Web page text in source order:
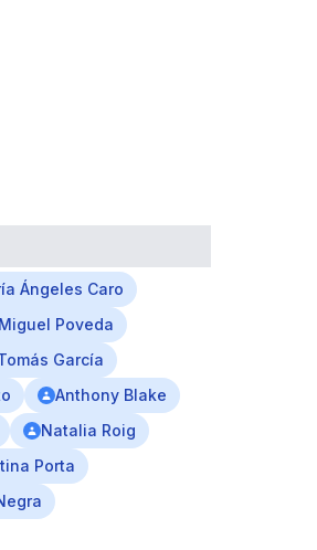
Ángeles Caro
Miguel Poveda
García
Anthony Blake
Natalia Roig
Porta